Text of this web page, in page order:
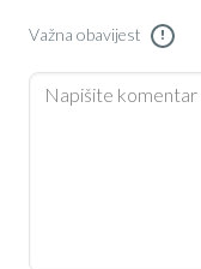
Važna obavijest !